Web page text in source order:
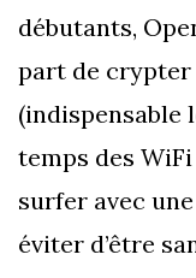
débutants,
part de crypter
(indispensable
temps des
surfer avec
éviter d’être